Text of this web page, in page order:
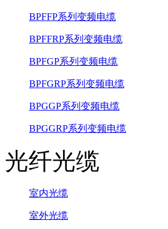
BPFFP系列变频电缆
BPFFRP系列变频电缆
BPFGP系列变频电缆
BPFGRP系列变频电缆
BPGGP系列变频电缆
BPGGRP系列变频电缆
光纤光缆
室内光缆
室外光缆